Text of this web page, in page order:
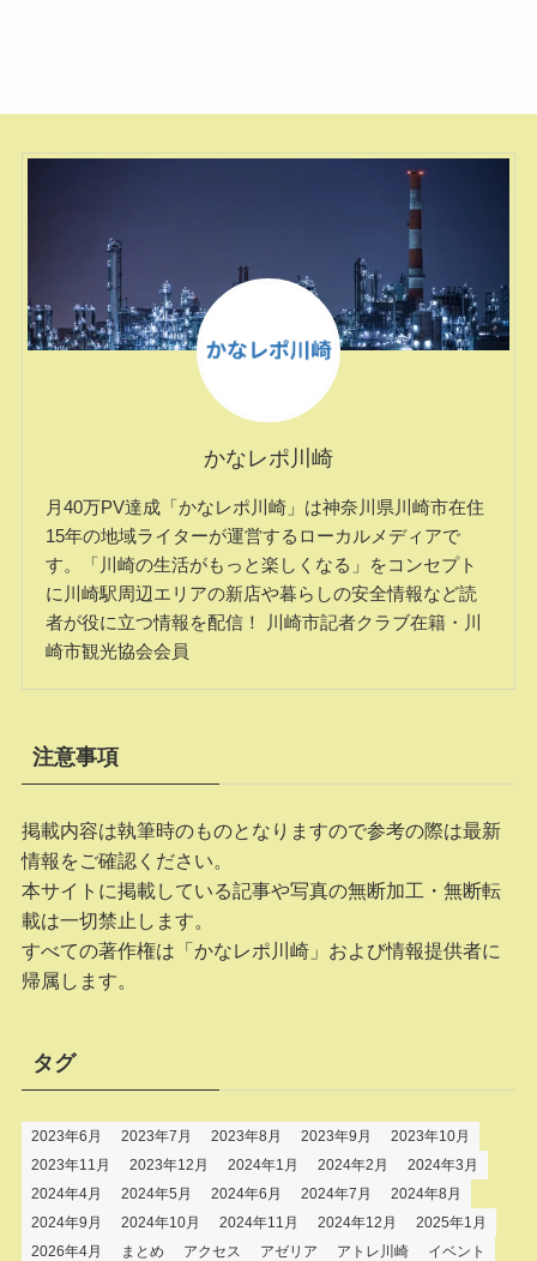
かなレポ川崎
月40万PV達成「かなレポ川崎」は神奈川県川崎市在住
15年の地域ライターが運営するローカルメディアで
す。「川崎の生活がもっと楽しくなる」をコンセプト
に川崎駅周辺エリアの新店や暮らしの安全情報など読
者が役に立つ情報を配信！ 川崎市記者クラブ在籍・川
崎市観光協会会員
注意事項
掲載内容は執筆時のものとなりますので参考の際は最新
情報をご確認ください。
本サイトに掲載している記事や写真の無断加工・無断転
載は一切禁止します。
すべての著作権は「かなレポ川崎」および情報提供者に
帰属します。
タグ
2023年6月 2023年7月 2023年8月 2023年9月
2023年10月
2023年11月
2023年12月 2024年1月 2024年2月
2024年3月
2024年4月
2024年5月 2024年6月 2024年7月
2024年8月
2024年9月
2024年10月 2024年11月 2024年12月
2025年1月
2026年4月
まとめ アクセス アゼリア アトレ川崎 イベント